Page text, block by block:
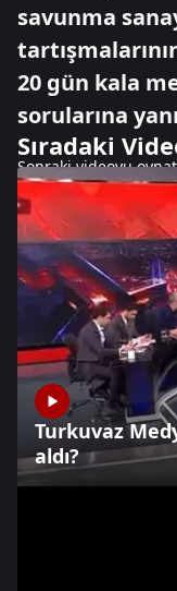
savunma
20 gün kala
sorularına
Sıradaki
Sonraki videoyu oynat
Turkuvaz
aldı?